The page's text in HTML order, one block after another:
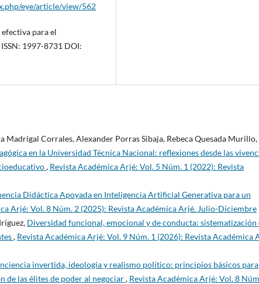
eye/article/view/562
para el
1997-8731 DOI:
Madrigal Corrales, Alexander Porras Sibaja, Rebeca Quesada Murillo,
en la Universidad Técnica Nacional: reflexiones desde las
, Revista Académica Arjé: Vol. 5 Núm. 1 (2022): Revista
Didáctica Apoyada en Inteligencia Artificial Generativa para un
Arjé: Vol. 8 Núm. 2 (2025): Revista Académica Arjé. Julio-Diciembre
Diversidad funcional, emocional y de conducta: sistematización
, Revista Académica Arjé: Vol. 9 Núm. 1 (2026): Revista Académica
invertida, ideología y realismo político: principios básicos para
de las élites de poder al negociar, Revista Académica Arjé: Vol. 8